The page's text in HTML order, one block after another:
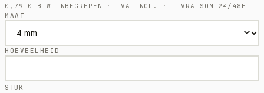
0,79€
BTW INBEGREPEN · TVA INCL. · LIVRAISON 24/48H
MAAT
HOEVEELHEID
STUK